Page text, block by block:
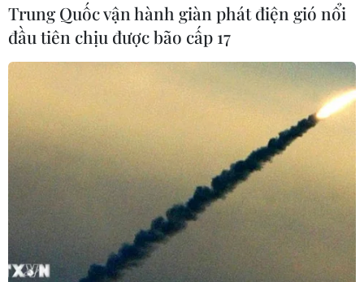
Hội nghị ngoại trưởng NATO tập trung
Trung Quốc vận hành giàn phát điện gió nổi
đầu tiên chịu được bão cấp 17